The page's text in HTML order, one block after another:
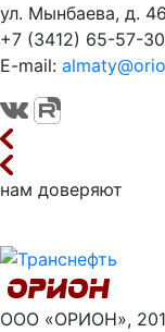
ул. Мынбаева, д.
+7 (3412) 65-57-30
E-mail:
нам доверяют
ООО «ОРИОН»,